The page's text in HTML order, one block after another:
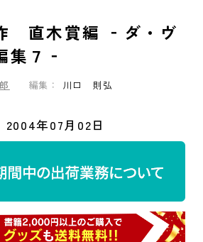
直木賞編 ‐ダ・ヴ
集７‐
編集： 川口 則弘
2004年07月02日